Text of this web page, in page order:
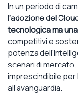
In un periodo di
l’adozione del
tecnologica ma
competitivi e
potenza
scenari di mercato,
imprescindibile per
all’avanguardia.